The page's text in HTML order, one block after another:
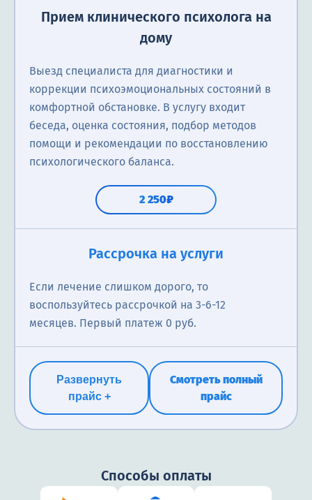
Прием клинического психолога на
дому
Выезд специалиста для диагностики и
коррекции психоэмоциональных состояний в
комфортной обстановке. В услугу входит
беседа, оценка состояния, подбор методов
помощи и рекомендации по восстановлению
психологического баланса.
2 250₽
Рассрочка на услуги
Если лечение слишком дорого, то
воспользуйтесь рассрочкой на 3-6-12
месяцев. Первый платеж 0 руб.
Развернуть
прайс +
Смотреть полный
прайс
Способы оплаты